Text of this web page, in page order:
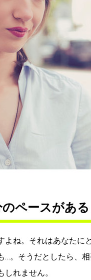
ペースがある
ね。それはあなたに
。そうだとしたら、
れません。